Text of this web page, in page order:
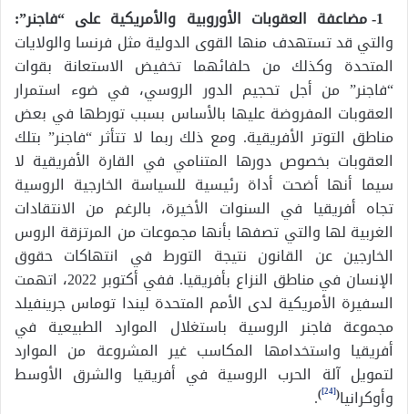
1- مضاعفة العقوبات الأوروبية والأمريكية على “فاجنر”:
والتي قد تستهدف منها القوى الدولية مثل فرنسا والولايات
المتحدة وكذلك من حلفائهما تخفيض الاستعانة بقوات
“فاجنر” من أجل تحجيم الدور الروسي، في ضوء استمرار
العقوبات المفروضة عليها بالأساس بسبب تورطها في بعض
مناطق التوتر الأفريقية. ومع ذلك ربما لا تتأثر “فاجنر” بتلك
العقوبات بخصوص دورها المتنامي في القارة الأفريقية لا
سيما أنها أضحت أداة رئيسية للسياسة الخارجية الروسية
تجاه أفريقيا في السنوات الأخيرة، بالرغم من الانتقادات
الغربية لها والتي تصفها بأنها مجموعات من المرتزقة الروس
الخارجين عن القانون نتيجة التورط في انتهاكات حقوق
الإنسان في مناطق النزاع بأفريقيا. ففي أكتوبر 2022، اتهمت
السفيرة الأمريكية لدى الأمم المتحدة ليندا توماس جرينفيلد
مجموعة فاجنر الروسية باستغلال الموارد الطبيعية في
أفريقيا واستخدامها المكاسب غير المشروعة من الموارد
لتمويل آلة الحرب الروسية في أفريقيا والشرق الأوسط
وأوكرانيا(
[24]
)
.